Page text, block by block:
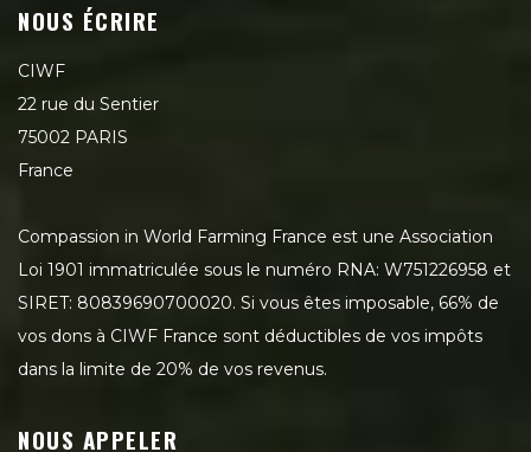
NOUS ÉCRIRE
CIWF
22 rue du Sentier
75002 PARIS
France
Compassion in World Farming France est une Association
Loi 1901 immatriculée sous le numéro RNA: W751226958 et
SIRET: 80839690700020. Si vous êtes imposable, 66% de
vos dons à CIWF France sont déductibles de vos impôts
dans la limite de 20% de vos revenus.
NOUS APPELER